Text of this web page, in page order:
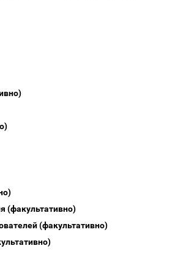
(факультативно)
(факультативно)